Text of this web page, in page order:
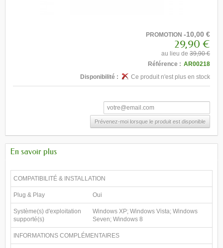
PROMOTION -10,00 €
29,90 €
au lieu de 39,90 €
Référence : AR00218
Disponibilité :
Ce produit n'est plus en stock
Prévenez-moi lorsque le produit est disponible
En savoir plus
COMPATIBILITÉ & INSTALLATION
Plug & Play Oui
Système(s) d'exploitation
supporté(s)
Windows XP; Windows Vista; Windows
Seven; Windows 8
INFORMATIONS COMPLÉMENTAIRES